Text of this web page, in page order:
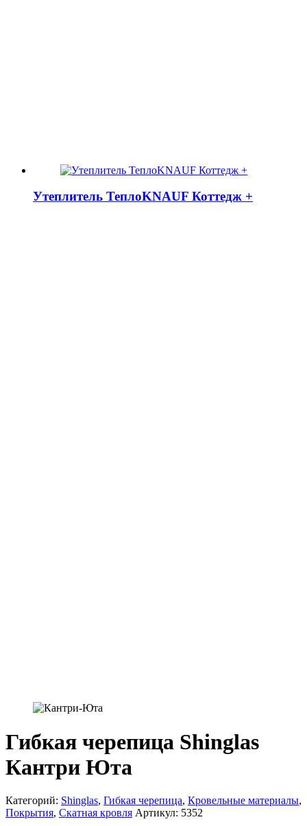
Утеплитель ТеплоKNAUF Коттедж +
Гибкая черепица Shinglas
Кантри Юта
Категорий: Shinglas, Гибкая черепица, Кровельные материалы,
Покрытия, Скатная кровля Артикул: 5352